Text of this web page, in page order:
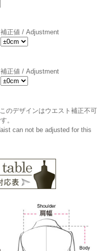
補正値 / Adjustment
補正値 / Adjustment
このデザインはウエスト補正不可
。
can not be adjusted for this